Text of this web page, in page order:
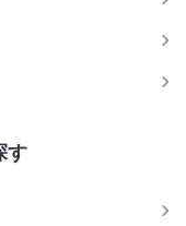
す